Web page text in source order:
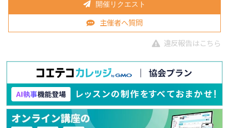
開催リクエスト
主催者へ質問
違反報告はこちら